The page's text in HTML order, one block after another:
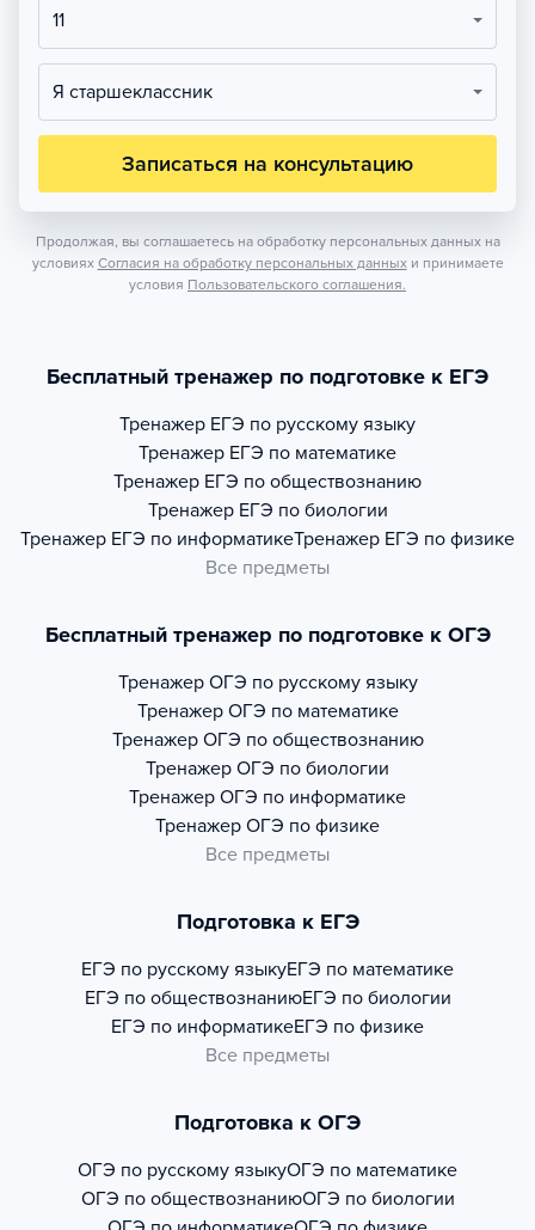
11
Я старшеклассник
Записаться на консультацию
Продолжая, вы соглашаетесь на обработку персональных данных на
условиях Согласия на обработку персональных данных и принимаете
условия Пользовательского соглашения.
Бесплатный тренажер по подготовке к ЕГЭ
Тренажер ЕГЭ по русскому языку
Тренажер ЕГЭ по математике
Тренажер ЕГЭ по обществознанию
Тренажер ЕГЭ по биологии
Тренажер ЕГЭ по информатикеТренажер ЕГЭ по физике
Все предметы
Бесплатный тренажер по подготовке к ОГЭ
Тренажер ОГЭ по русскому языку
Тренажер ОГЭ по математике
Тренажер ОГЭ по обществознанию
Тренажер ОГЭ по биологии
Тренажер ОГЭ по информатике
Тренажер ОГЭ по физике
Все предметы
Подготовка к ЕГЭ
ЕГЭ по русскому языкуЕГЭ по математике
ЕГЭ по обществознаниюЕГЭ по биологии
ЕГЭ по информатикеЕГЭ по физике
Все предметы
Подготовка к ОГЭ
ОГЭ по русскому языкуОГЭ по математике
ОГЭ по обществознаниюОГЭ по биологии